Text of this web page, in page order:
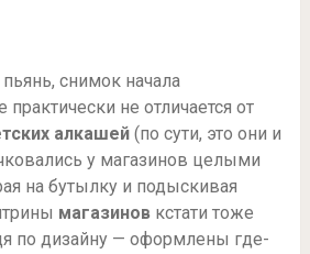
снимок начала
не отличается от
алкашей (по сути, это они и
у магазинов целыми
на бутылку и подыскивая
магазиновкстати тоже
по дизайну — оформлены где-